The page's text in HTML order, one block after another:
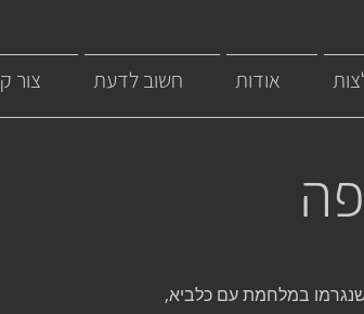
צור חשוב לדעת אודות
במלחמת עם כלביא,